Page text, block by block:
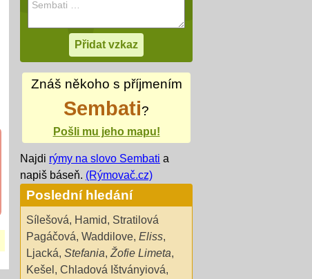
Znáš někoho s příjmením
Sembati?
Pošli mu jeho mapu!
Najdi rýmy na slovo Sembati a
napiš báseň. (Rýmovač.cz)
Poslední hledání
Sílešová, Hamid, Stratilová
Pagáčová, Waddilove, Eliss,
Ljacká, Stefania, Žofie Limeta,
Kešel , Chladová Ištványiová,